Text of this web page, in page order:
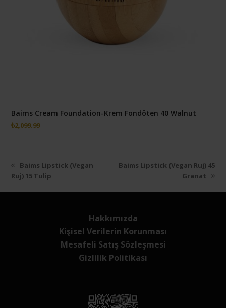
Baims Cream Foundation-Krem Fondöten 40 Walnut
₺2,099.99
Önceki
slayt:
Baims Lipstick (Vegan
Ruj) 15 Tulip
next
Baims Lipstick (Vegan Ruj) 45
Granat
Hakkımızda
Kişisel Verilerin Korunması
Mesafeli Satış Sözleşmesi
Gizlilik Politikası